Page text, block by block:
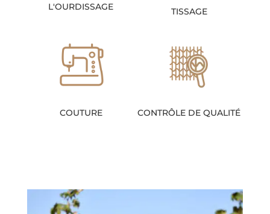
L'OURDISSAGE TISSAGE
COUTURE CONTRÔLE DE QUALITÉ